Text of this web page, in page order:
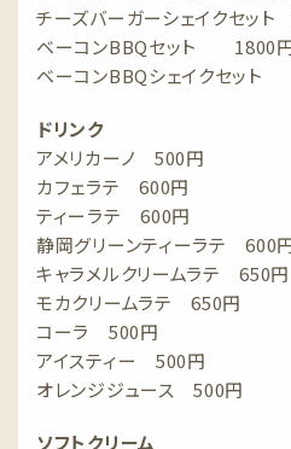
チーズバーガーシェイクセッ
ベーコンBBQセッ
ベーコンBBQシェイクセッ
ドリンク
アメリカーノ
カフェラテ
ティーラテ 600円
静岡グリーンティーラテ
キャラメルクリームラテ
モカクリームラテ 650円
コーラ
アイスティー
オレンジジュース 500円
ソフトクリーム